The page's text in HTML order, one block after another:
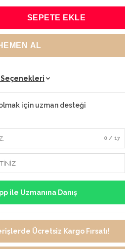
için uzman desteği
0 / 17
ile Uzmanına Danış
Ücretsiz Kargo Fırsatı!